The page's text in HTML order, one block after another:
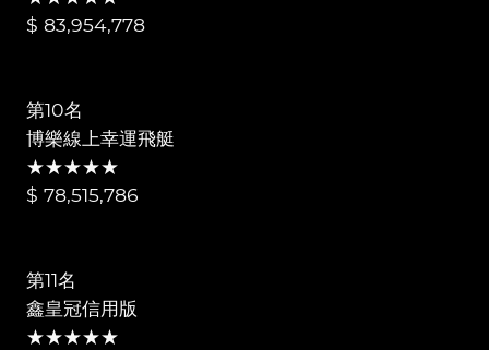
$ 83,954,778
第10名
博樂線上幸運飛艇
★★★★★
$ 78,515,786
第11名
鑫皇冠信用版
★★★★★